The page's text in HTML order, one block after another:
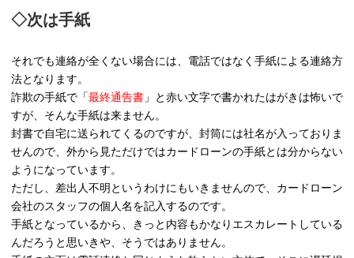
◇次は手紙
それでも連絡が全くない場合には、電話ではなく手紙による連絡方
法となります。
詐欺の手紙で「最終通告書 」と赤い文字で書かれたはがきは怖いで
すが、そんな手紙は来ません。
封書で自宅に送られてくるのですが、封筒には社名が入っておりま
せんので、外から見ただけではカードローンの手紙とは分からない
ようになっています。
ただし、差出人不明というわけにもいきませんので、カードローン
会社のスタッフの個人名を記入するのです。
手紙となっているから、きっと内容もかなりエスカレートしている
んだろうと思いきや、そうではありません。